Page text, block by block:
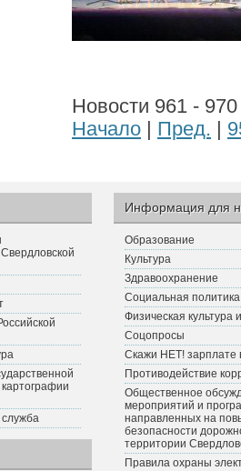
Новости 961 -
Начало
Пред.
Информация для
Образование
Культура
Здравоохранение
Социальная политика
Физическая культура
Соцопросы
Скажи НЕТ! зарплате
Противодействие
Общественное
мероприятий и
направленных на
безопасности
территории
Правила охраны